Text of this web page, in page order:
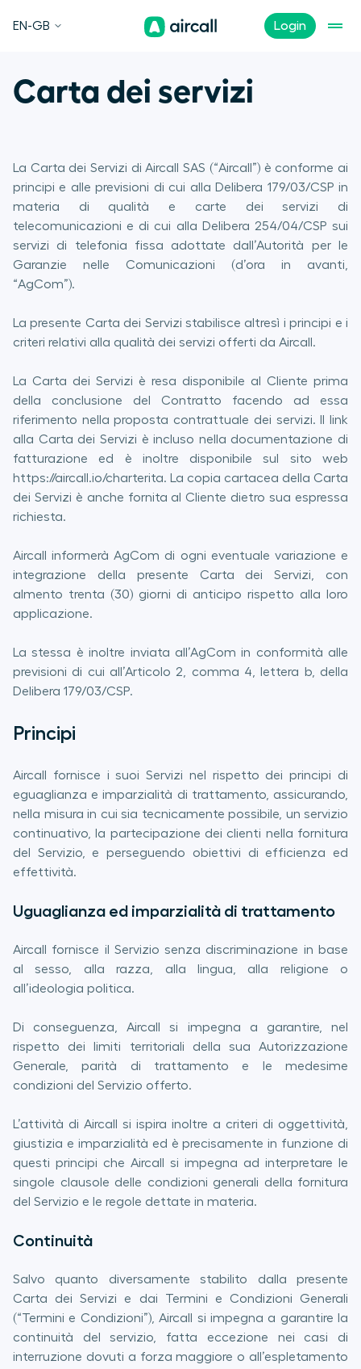
Login
EN-GB
Carta dei servizi
La Carta dei Servizi di Aircall SAS (“Aircall”) è conforme ai
principi e alle previsioni di cui alla Delibera 179/03/CSP in
materia di qualità e carte dei servizi di
telecomunicazioni e di cui alla Delibera 254/04/CSP sui
servizi di telefonia fissa adottate dall’Autorità per le
Garanzie nelle Comunicazioni (d’ora in avanti,
“AgCom”).
La presente Carta dei Servizi stabilisce altresì i principi e i
criteri relativi alla qualità dei servizi offerti da Aircall.
La Carta dei Servizi è resa disponibile al Cliente prima
della conclusione del Contratto facendo ad essa
riferimento nella proposta contrattuale dei servizi. Il link
alla Carta dei Servizi è incluso nella documentazione di
fatturazione ed è inoltre disponibile sul sito web
https://aircall.io/charterita. La copia cartacea della Carta
dei Servizi è anche fornita al Cliente dietro sua espressa
richiesta.
Aircall informerà AgCom di ogni eventuale variazione e
integrazione della presente Carta dei Servizi, con
almento trenta (30) giorni di anticipo rispetto alla loro
applicazione.
La stessa è inoltre inviata all’AgCom in conformità alle
previsioni di cui all’Articolo 2, comma 4, lettera b, della
Delibera 179/03/CSP.
Principi
Aircall fornisce i suoi Servizi nel rispetto dei principi di
eguaglianza e imparzialità di trattamento, assicurando,
nella misura in cui sia tecnicamente possibile, un servizio
continuativo, la partecipazione dei clienti nella fornitura
del Servizio, e perseguendo obiettivi di efficienza ed
effettività.
Uguaglianza ed imparzialità di trattamento
Aircall fornisce il Servizio senza discriminazione in base
al sesso, alla razza, alla lingua, alla religione o
all’ideologia politica.
Di conseguenza, Aircall si impegna a garantire, nel
rispetto dei limiti territoriali della sua Autorizzazione
Generale, parità di trattamento e le medesime
condizioni del Servizio offerto.
L’attività di Aircall si ispira inoltre a criteri di oggettività,
giustizia e imparzialità ed è precisamente in funzione di
questi principi che Aircall si impegna ad interpretare le
singole clausole delle condizioni generali della fornitura
del Servizio e le regole dettate in materia.
Continuità
Salvo quanto diversamente stabilito dalla presente
Carta dei Servizi e dai Termini e Condizioni Generali
(“Termini e Condizioni”), Aircall si impegna a garantire la
continuità del servizio, fatta eccezione nei casi di
interruzione dovuti a forza maggiore o all’espletamento